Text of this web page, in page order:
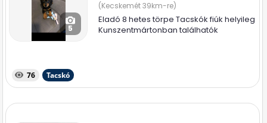
5
(Kecskemét 39km-re)
Eladó 8 hetes törpe Tacskók fiúk helyileg
Kunszentmártonban találhatók
76 Tacskó